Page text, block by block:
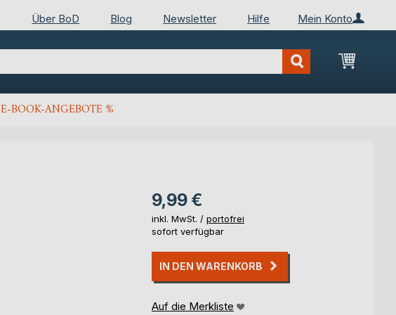
Mein Konto
Über BoD Blog Newsletter Hilfe
Mein
E-BOOK-ANGEBOTE %
9,99 €
inkl. MwSt. / portofrei
sofort verfügbar
IN DEN WARENKORB
Auf die Merkliste